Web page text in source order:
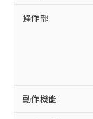
操作部
動作機能